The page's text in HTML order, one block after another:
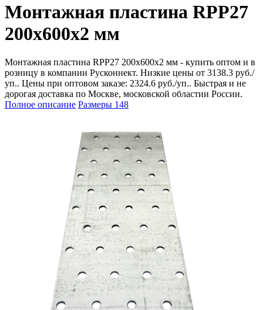
Монтажная пластина RPP27
200x600x2 мм
Монтажная пластина RPP27 200x600x2 мм - купить оптом и в
розницу в компании Русконнект. Низкие цены от 3138.3 руб./
уп.. Цены при оптовом заказе: 2324.6 руб./уп.. Быстрая и не
дорогая доставка по Москве, московской областии России.
Полное описание Размеры 148